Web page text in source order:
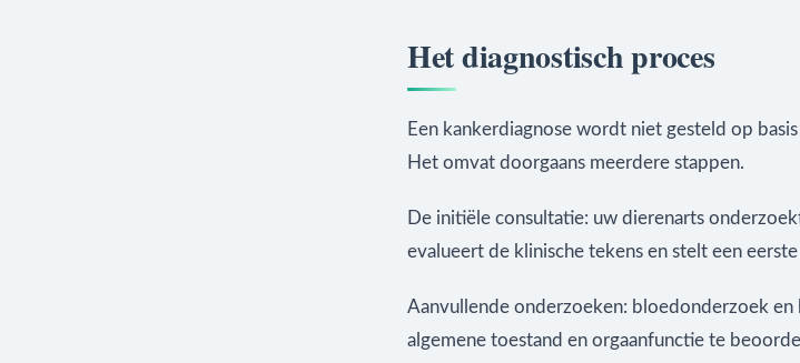
Het diagnostisch proces
Een kankerdiagnose wordt niet gesteld op
Het omvat doorgaans meerdere stappen.
De initiële consultatie: uw dierenarts
evalueert de klinische tekens en stelt een
Aanvullende onderzoeken: bloedonderzoek en
algemene toestand en orgaanfunctie te